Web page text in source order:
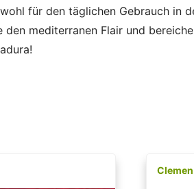
für den täglichen Gebrauch in
den mediterranen Flair und
Clemen